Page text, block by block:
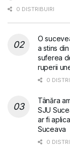
0 DISTRIBUIRI
O
a stins
suferea
ruperii
0
Tânăra
SJU
ar fi
Suceava
0